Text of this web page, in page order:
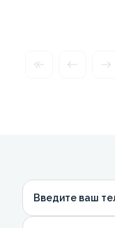
Введите ваш